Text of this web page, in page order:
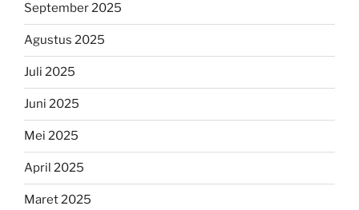
September 2025
Agustus 2025
Juli 2025
Juni 2025
Mei 2025
April 2025
Maret 2025